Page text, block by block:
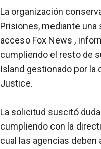
La organización
Prisiones, mediante
acceso Fox News ,
cumpliendo el resto de
Island gestionado por
Justice.
La solicitud suscitó
cumpliendo con la
cual las agencias